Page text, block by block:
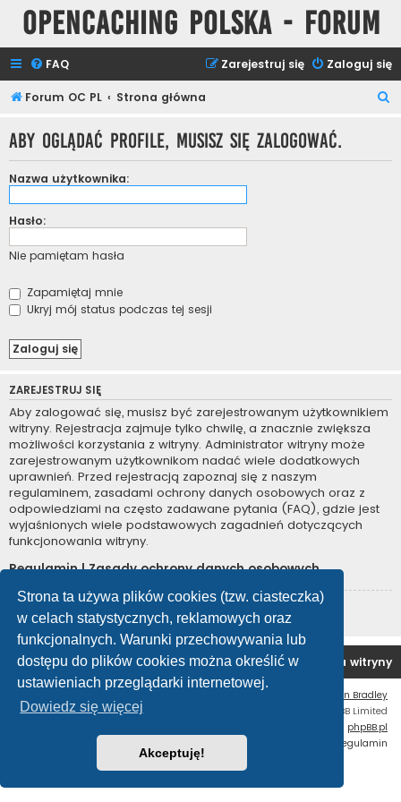
Strona ta używa plików cookies (tzw. ciasteczka)
w celach statystycznych, reklamowych oraz
funkcjonalnych. Warunki przechowywania lub
dostępu do plików cookies można określić w
ustawieniach przeglądarki internetowej.
Dowiedz się więcej
Akceptuję!
Opencaching Polska - Forum
FAQ Zaloguj się
Zarejestruj się
Forum OC PL Strona główna
k
Aby oglądać profile, musisz się zalogować.
Nazwa użytkownika:
Hasło:
Nie pamiętam hasła
Zapamiętaj mnie
Ukryj mój status podczas tej sesji
ZAREJESTRUJ SIĘ
Aby zalogować się, musisz być zarejestrowanym użytkownikiem
witryny. Rejestracja zajmuje tylko chwilę, a znacznie zwiększa
możliwości korzystania z witryny. Administrator witryny może
zarejestrowanym użytkownikom nadać wiele dodatkowych
uprawnień. Przed rejestracją zapoznaj się z naszym
regulaminem, zasadami ochrony danych osobowych oraz z
odpowiedziami na często zadawane pytania (FAQ), gdzie jest
wyjaśnionych wiele podstawowych zagadnień dotyczących
funkcjonowania witryny.
Regulamin|Zasady ochrony danych osobowych
Zarejestruj się
Forum OC PL Strona główna Usuń ciasteczka witryny
Ian Bradley
Technologię dostarcza
® Forum Software © phpBB Limited
phpBB.pl
Regulamin